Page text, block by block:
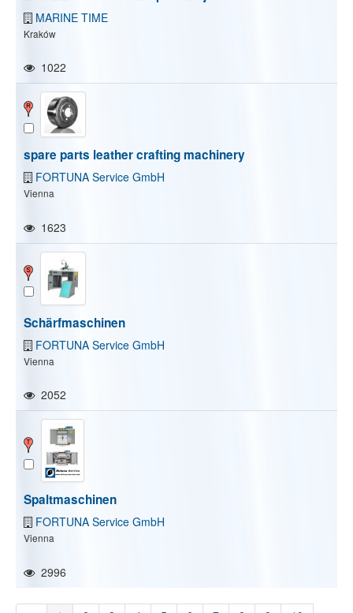
MARINE TIME
Kraków
1022
spare parts leather crafting machinery
FORTUNA Service GmbH
Vienna
1623
Schärfmaschinen
FORTUNA Service GmbH
Vienna
2052
Spaltmaschinen
FORTUNA Service GmbH
Vienna
2996